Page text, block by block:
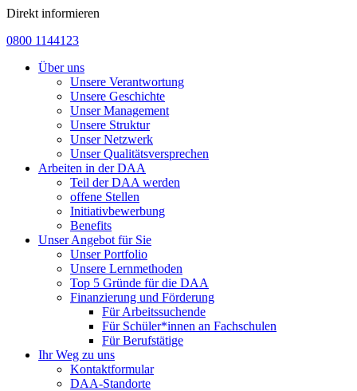
Direkt informieren
0800 1144123
Über uns
Unsere Verantwortung
Unsere Geschichte
Unser Management
Unsere Struktur
Unser Netzwerk
Unser Qualitätsversprechen
Arbeiten in der DAA
Teil der DAA werden
offene Stellen
Initiativbewerbung
Benefits
Unser Angebot für Sie
Unser Portfolio
Unsere Lernmethoden
Top 5 Gründe für die DAA
Finanzierung und Förderung
Für Arbeitssuchende
Für Schüler*innen an Fachschulen
Für Berufstätige
Ihr Weg zu uns
Kontaktformular
DAA-Standorte